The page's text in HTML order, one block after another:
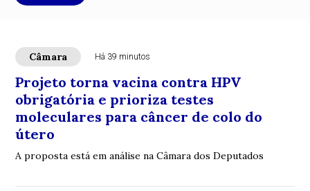
Câmara Há 39 minutos
Projeto torna vacina contra HPV
obrigatória e prioriza testes
moleculares para câncer de colo do
útero
A proposta está em análise na Câmara dos Deputados